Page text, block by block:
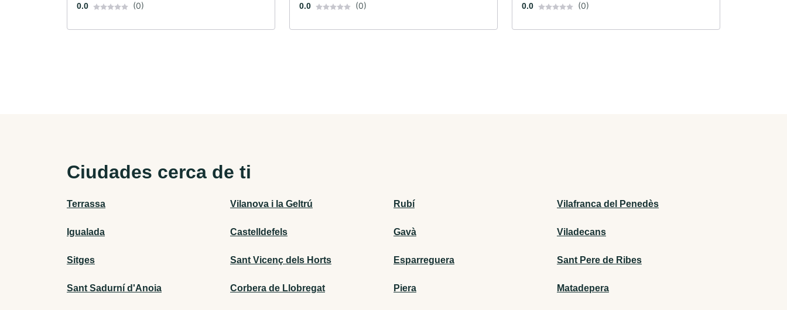
0.0 (0) 0.0 (0) 0.0 (0)
Ciudades cerca de ti
Terrassa Vilanova i la Geltrú Rubí Vilafranca del Penedès
Igualada Castelldefels Gavà Viladecans
Sitges Sant Vicenç dels Horts Esparreguera Sant Pere de Ribes
Sant Sadurní d'Anoia Corbera de Llobregat Piera Matadepera